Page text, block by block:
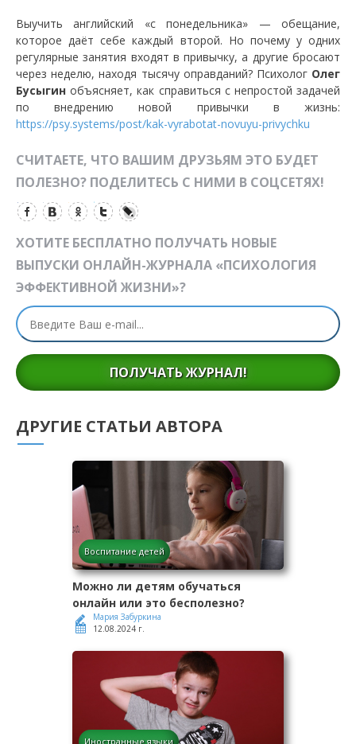
Выучить английский «с понедельника» — обещание,
которое даёт себе каждый второй. Но почему у одних
регулярные занятия входят в привычку, а другие бросают
через неделю, находя тысячу оправданий? Психолог Олег
Бусыгин объясняет, как справиться с непростой задачей
по внедрению новой привычки в жизнь:
https://psy.systems/post/kak-vyrabotat-novuyu-privychku
СЧИТАЕТЕ, ЧТО ВАШИМ ДРУЗЬЯМ ЭТО БУДЕТ
ПОЛЕЗНО? ПОДЕЛИТЕСЬ С НИМИ В СОЦСЕТЯХ!
ХОТИТЕ БЕСПЛАТНО ПОЛУЧАТЬ НОВЫЕ
ВЫПУСКИ ОНЛАЙН-ЖУРНАЛА «ПСИХОЛОГИЯ
ЭФФЕКТИВНОЙ ЖИЗНИ»?
ПОЛУЧАТЬ ЖУРНАЛ!
ДРУГИЕ СТАТЬИ АВТОРА
Воспитание детей
Можно ли детям обучаться
онлайн или это бесполезно?
Мария Забуркина
12.08.2024 г.
Иностранные языки